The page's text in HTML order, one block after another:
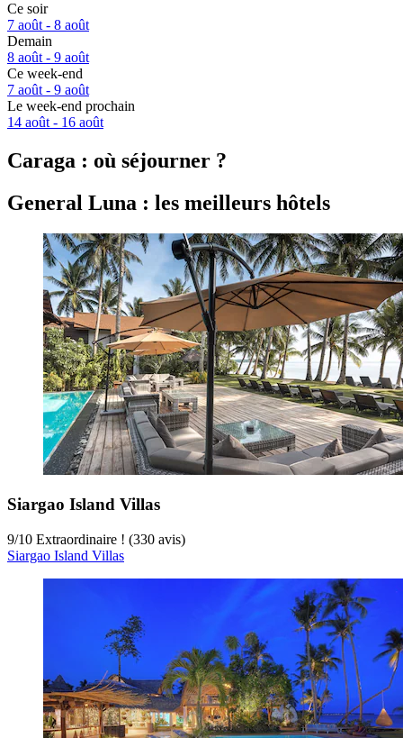
Ce soir
7 août - 8 août
Demain
8 août - 9 août
Ce week-end
7 août - 9 août
Le week-end prochain
14 août - 16 août
Caraga : où séjourner ?
General Luna : les meilleurs hôtels
Siargao Island Villas
9/10 Extraordinaire ! (330 avis)
Siargao Island Villas